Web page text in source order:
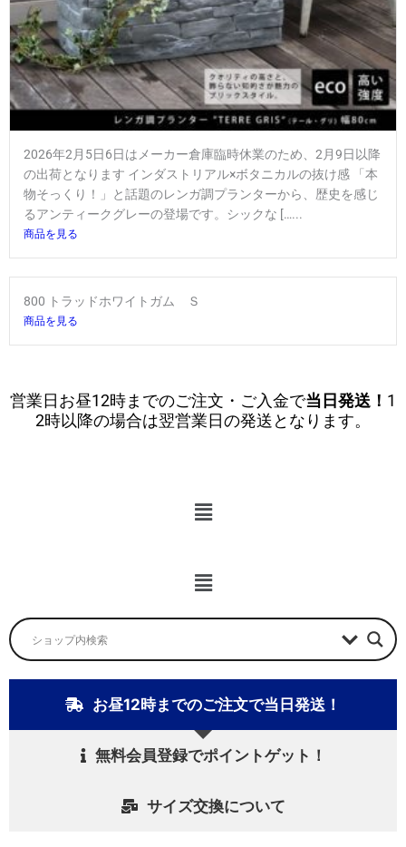
2026年2月5日6日はメーカー倉庫臨時休業のため、2月9日以降
の出荷となります インダストリアル×ボタニカルの抜け感 「本
物そっくり！」と話題のレンガ調プランターから、歴史を感じ
るアンティークグレーの登場です。シックな […...
商品を見る
800 トラッドホワイトガム Ｓ
商品を見る
営業日お昼12時までのご注文・ご入金で当日発送！ 1
2時以降の場合は翌営業日の発送となります。
メ
ニ
メ
ニ
ュ
お昼12時までのご注文で当日発送！
無料会員登録でポイントゲット！
サイズ交換について